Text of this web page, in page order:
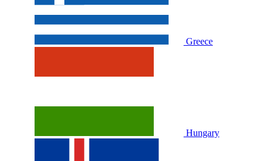
Greece
Hungary